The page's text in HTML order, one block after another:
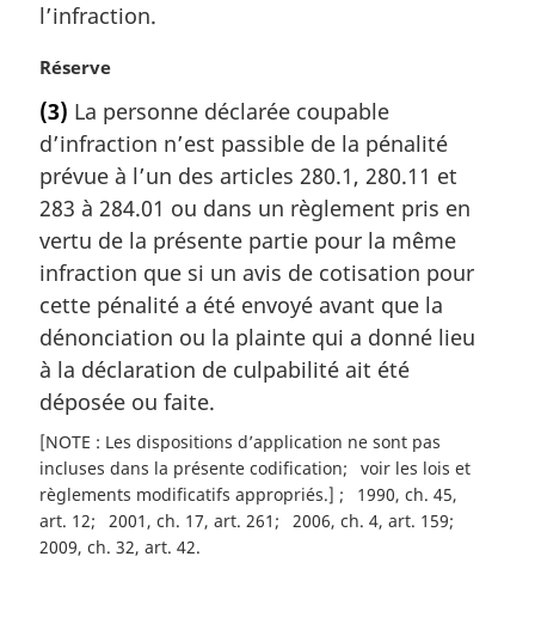
g
n
a
e
:
l’infraction.
N
t
e
m
a
r
g
i
n
a
l
e
:
Réserve
(3) La personne déclarée coupable
d’infraction n’est passible de la pénalité
prévue à l’un des articles 280.1, 280.11 et
283 à 284.01 ou dans un règlement pris en
vertu de la présente partie pour la même
infraction que si un avis de cotisation pour
cette pénalité a été envoyé avant que la
dénonciation ou la plainte qui a donné lieu
à la déclaration de culpabilité ait été
déposée ou faite.
[NOTE : Les dispositions d’application ne sont pas
incluses dans la présente codification
voir les lois et
règlements modificatifs appropriés.]
1990, ch. 45,
art. 12
2001, ch. 17, art. 261
2006, ch. 4, art. 159
2009, ch. 32, art. 42